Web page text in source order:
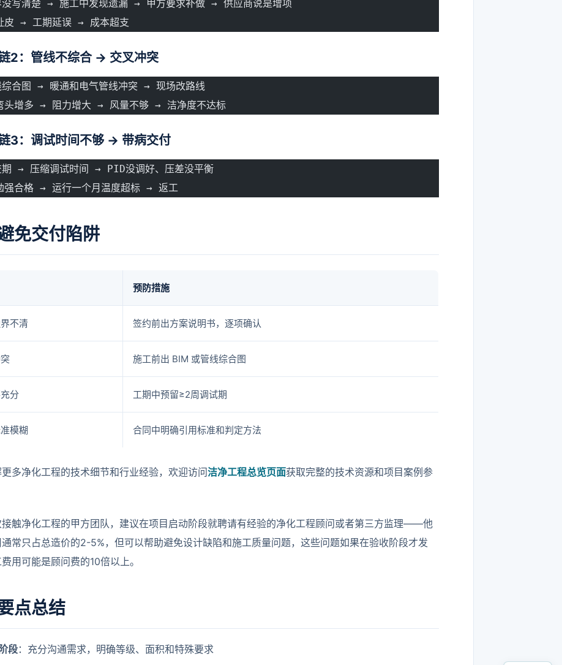
没写清楚 → 施工中发现遗漏 → 甲方要求补做 → 供应商说是增项
皮 → 工期延误 → 成本超支
2：管线不综合 → 交叉冲突
综合图 → 暖通和电气管线冲突 → 现场改路线
头增多 → 阻力增大 → 风量不够 → 洁净度不达标
3：调试时间不够 → 带病交付
期 → 压缩调试时间 → PID没调好、压差没平衡
强合格 → 运行一个月温度超标 → 返工
免交付陷阱
预防措施
不清 签约前出方案说明书，逐项确认
施工前出 BIM 或管线综合图
分 工期中预留≥2周调试期
模糊 合同中明确引用标准和判定方法
多净化工程的技术细节和行业经验，欢迎访问洁净工程总览页面获取完整的技术资源和项目案例参
接触净化工程的甲方团队，建议在项目启动阶段就聘请有经验的净化工程顾问或者第三方监理——他
常只占总造价的2-5%，但可以帮助避免设计缺陷和施工质量问题，这些问题如果在验收阶段才发
用可能是顾问费的10倍以上。
点总结
段：充分沟通需求，明确等级、面积和特殊要求